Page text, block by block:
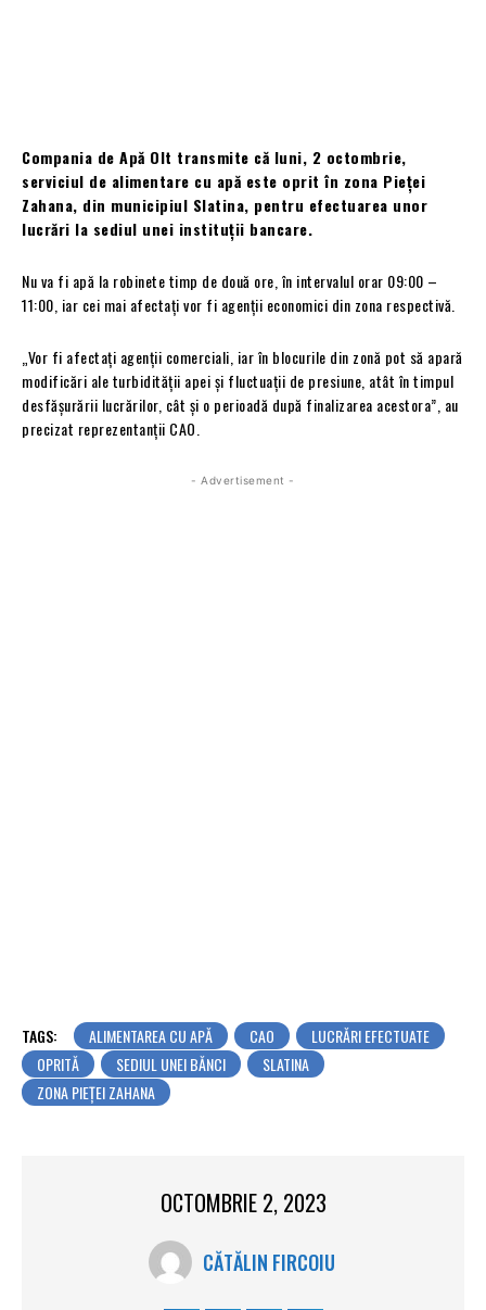
Compania de Apă Olt transmite că luni, 2 octombrie,
serviciul de alimentare cu apă este oprit în zona Pieței
Zahana, din municipiul Slatina, pentru efectuarea unor
lucrări la sediul unei instituții bancare.
Nu va fi apă la robinete timp de două ore, în intervalul orar 09:00 –
11:00, iar cei mai afectați vor fi agenții economici din zona respectivă.
„Vor fi afectați agenții comerciali, iar în blocurile din zonă pot să apară
modificări ale turbidității apei și fluctuații de presiune, atât în timpul
desfășurării lucrărilor, cât și o perioadă după finalizarea acestora”, au
precizat reprezentanții CAO.
- Advertisement -
TAGS: ALIMENTAREA CU APĂ CAO
LUCRĂRI EFECTUATE
OPRITĂ
SEDIUL UNEI BĂNCI
SLATINA
ZONA PIEȚEI ZAHANA
OCTOMBRIE 2, 2023
CĂTĂLIN FIRCOIU